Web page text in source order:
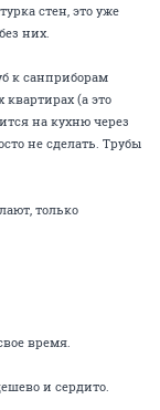
стен, это уже
них.
к санприборам
квартирах (а это
на кухню через
не сделать. Трубы
только
время.
и сердито.